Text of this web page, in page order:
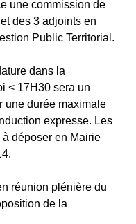
une commission de
des 3 adjoints en
Public Territorial.
dans la
< 17H30 sera un
une durée maximale
expresse. Les
déposer en Mairie
réunion plénière du
de la